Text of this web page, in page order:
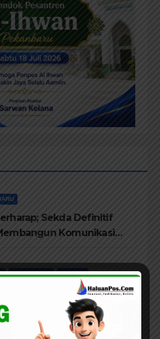
Sekda Definitif
Komunikasi
PEKANBARU POLITIK
Pengamat Politik
Tentang
(Cand) Liza Fitriani S.